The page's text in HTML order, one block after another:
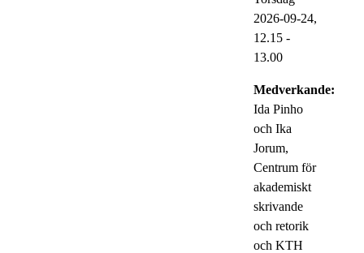
2026-09-24,
12.15 -
13.00
Medverkande:
Ida Pinho
och Ika
Jorum,
Centrum för
akademiskt
skrivande
och retorik
och KTH